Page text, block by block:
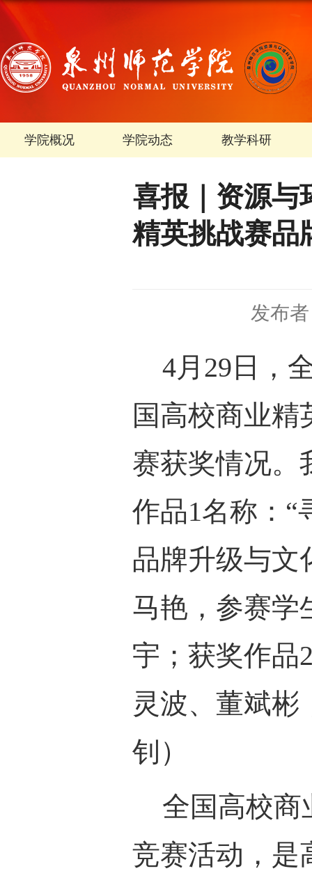
学院概况 学院动态 教学科研
喜报｜资源与
精英挑战赛品
发布
4月29日，
国高校商业
赛获奖情况。
作品1名称： “
品牌升级与文
马艳 ， 参赛学
宇 ； 获奖作品
灵波、 董斌彬
钊）
全国高校商
竞赛活动 ， 是